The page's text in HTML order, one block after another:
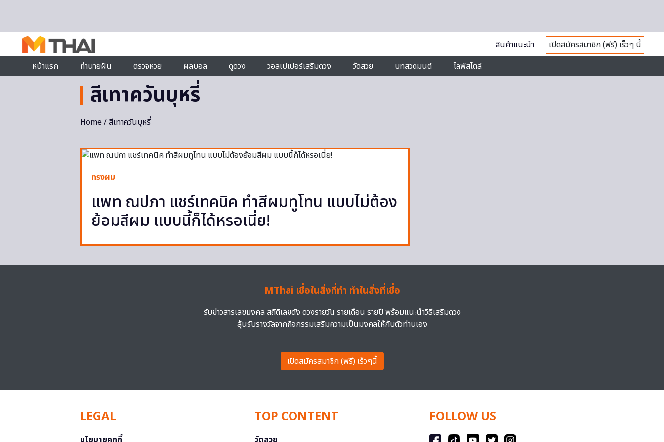
สินค้าแนะนำ
เปิดสมัครสมาชิก (ฟรี) เร็วๆ นี้
หน้าแรก
ทำนายฝัน ตรวจหวย ผลบอล ดูดวง วอลเปเปอร์เสริมดวง วัดสวย บทสวดมนต์ ไลฟ์สไตล์
สีเทาควันบุหรี่
Home/ สีเทาควันบุหรี่
ทรงผม
แพท ณปภา แชร์เทคนิค ทำสีผมทูโทน แบบไม่ต้อง
ย้อมสีผม แบบนี้ก็ได้หรอเนี่ย!
MThai เชื่อในสิ่งที่ทำ ทำในสิ่งที่เชื่อ
รับข่าวสารเลขมงคล สถิติเลขดัง ดวงรายวัน รายเดือน รายปี พร้อมแนะนำวิธีเสริมดวง
ลุ้นรับรางวัลจากกิจกรรมเสริมความเป็นมงคลให้กับตัวท่านเอง
เปิดสมัครสมาชิก (ฟรี) เร็วๆนี้
LEGAL
นโยบายคุกกี้
TOP CONTENT
วัดสวย
FOLLOW US